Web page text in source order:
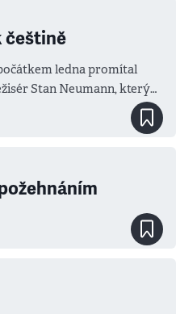
češtině
ledna promítal
Stan Neumann, který
dokumentaristům